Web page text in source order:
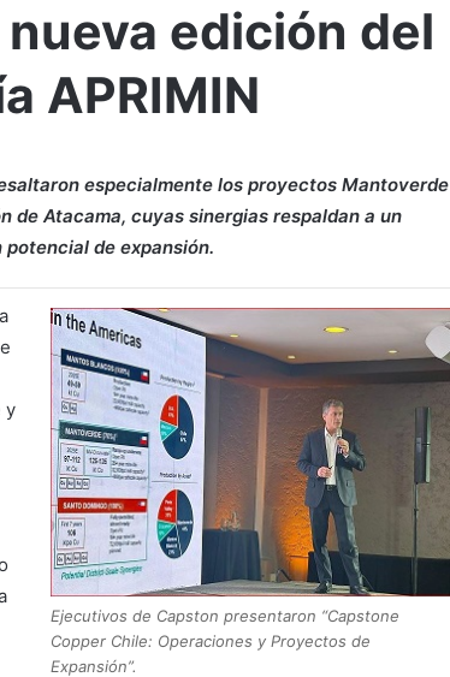
edición del
APRIMIN
especialmente los proyectos Mantoverde
de Atacama, cuyas sinergias respaldan a un
de expansión.
Ejecutivos de Capston presentaron “Capstone
Copper Chile: Operaciones y Proyectos de
Expansión”.
y